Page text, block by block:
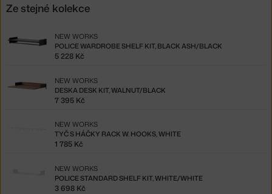
Ze stejné kolekce
POLICE WARDROBE SHELF KIT, BLACK ASH/BLACK
NEW WORKS
5 228 Kč
DESKA DESK KIT, WALNUT/BLACK
NEW WORKS
7 395 Kč
TYČ S HÁČKY RACK W. HOOKS, WHITE
NEW WORKS
1 785 Kč
POLICE STANDARD SHELF KIT, WHITE/WHITE
NEW WORKS
3 698 Kč